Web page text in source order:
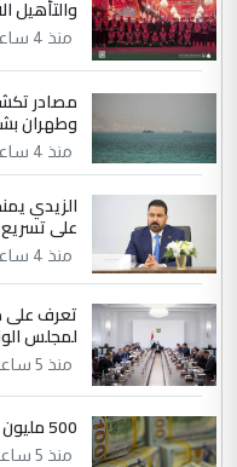
التعليق : واحد
جنسية الرافد
ابا فرات ...
مضجعيك يابن
التعليق : تحياتي
دقيق ومسؤول؛
الموضوع :
بين
الرافدين تعاني
والتأهيل
منذ 4 ساعة
مصادر
وطهران
منذ 4 ساعة
الزيدي
على تسريع
منذ 4 ساعة
تعرف على
لمجلس
منذ 5 ساعة
500 مليون دولار جديدة تصل العراق من الفيدرالي
منذ 5 ساعة